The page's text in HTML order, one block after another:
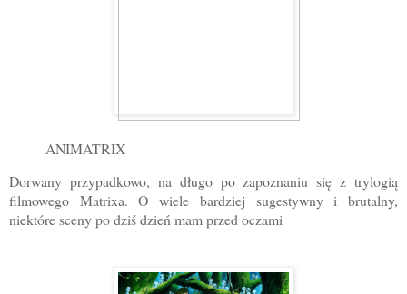
ANIMATRIX
Dorwany przypadkowo, na długo po zapoznaniu się z trylogią
filmowego Matrixa. O wiele bardziej sugestywny i brutalny,
niektóre sceny po dziś dzień mam przed oczami